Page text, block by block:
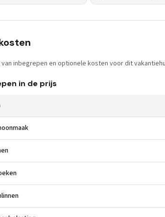
inbegrepen en optionele kosten voor dit
in de prijs